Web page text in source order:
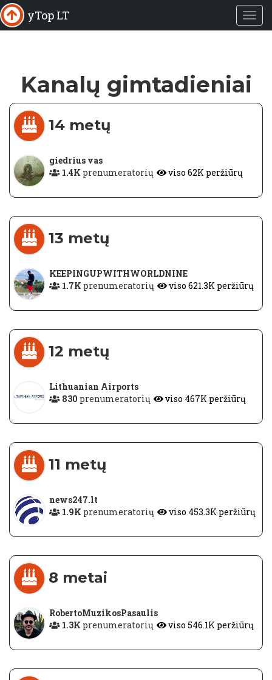
yTop LT
Kanalų gimtadieniai
14 metų
giedrius vas
1.4K prenumeratorių viso 62K peržiūrų
13 metų
KEEPINGUPWITHWORLDNINE
1.7K prenumeratorių viso 621.3K peržiūrų
12 metų
Lithuanian Airports
830 prenumeratorių viso 467K peržiūrų
11 metų
news247.lt
1.9K prenumeratorių viso 453.3K peržiūrų
8 metai
RobertoMuzikosPasaulis
1.3K prenumeratorių viso 546.1K peržiūrų